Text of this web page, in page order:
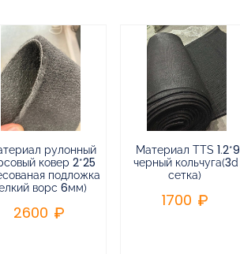
рулонный
ковер 2*25
подложка
ворс 6мм)
2600
Материал TTS 1.2*9
черный кольчуга(3d
сетка)
1700